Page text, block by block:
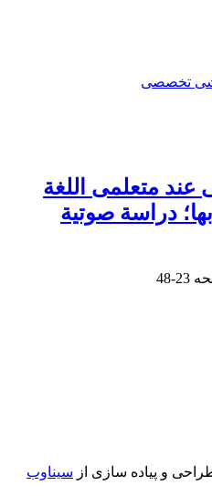
تخصصی
عند متعلمی اللغة
بها؛ دراسة صوتیة
23-48
و پیاده سازی از سیناوب